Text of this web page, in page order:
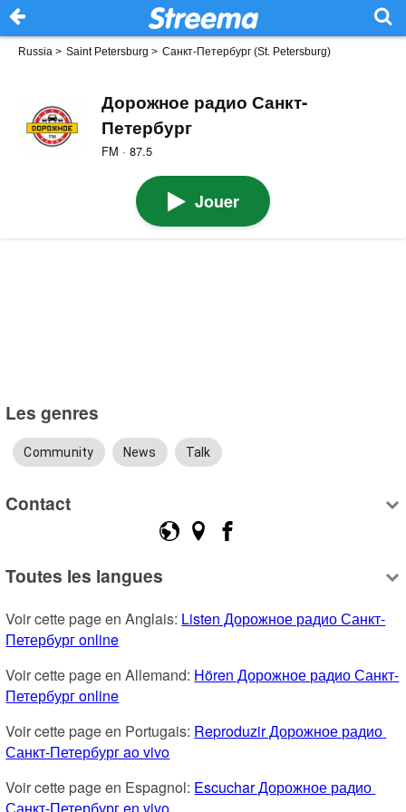
Russia > Saint Petersburg > Санкт-Петербург (St. Petersburg)
Дорожное радио Санкт-
Петербург
FM · 87.5
Jouer
Les genres
Community News Talk
Contact
Toutes les langues
Voir cette page en Anglais: Listen Дорожное радио Санкт-
Петербург online
Voir cette page en Allemand: Hören Дорожное радио Санкт-
Петербург online
Voir cette page en Portugais: Reproduzir Дорожное радио
Санкт-Петербург ao vivo
Voir cette page en Espagnol: Escuchar Дорожное радио
Санкт-Петербург en vivo